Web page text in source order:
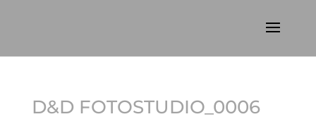
D&D FOTOSTUDIO_0006